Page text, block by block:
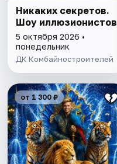
Никаких секретов.
Шоу иллюзионистов
5 октября 2026 •
понедельник
ДК Комбайностроителей
от 1 300 ₽